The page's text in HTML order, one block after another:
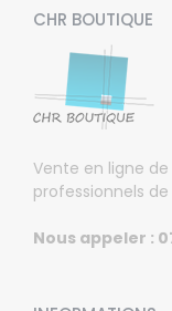
CHR BOUTIQUE
Vente en ligne
professionnels
Nous appeler :